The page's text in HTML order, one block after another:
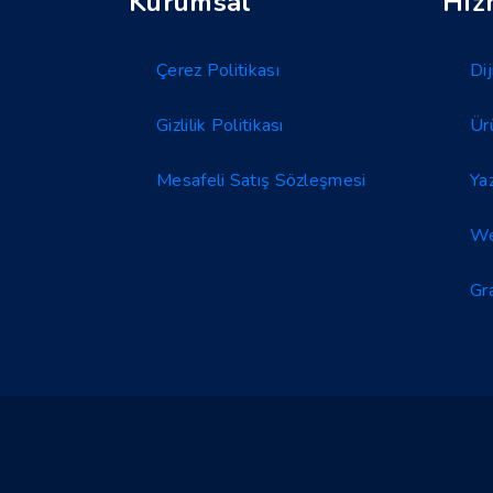
Çerez Politikası
Gizlilik Politikası
Mesafeli Satış Sözleşmesi